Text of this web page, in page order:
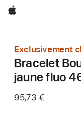
Apple
Exclusivement
Bracelet
jaune fluo
95,73 €